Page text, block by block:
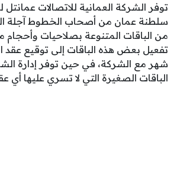
توفر الشركة العمانية للاتصالات عمانتل
سلطنة عمان من أصحاب الخطوط آجلة
من الباقات المتنوعة بصلاحيات وأحجام
شهر مع الشركة، في حين توفر إدارة
الباقات الصغيرة التي لا تسري عليها أي